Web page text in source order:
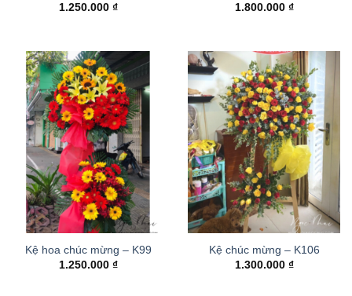
1.250.000 ₫
1.800.000 ₫
Kệ hoa chúc mừng – K99
1.250.000 ₫
Kệ chúc mừng – K106
1.300.000 ₫